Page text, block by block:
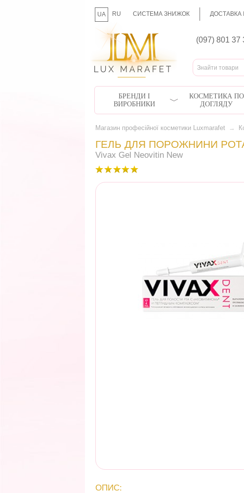
UA RU СИСТЕМА ЗНИЖОК ДОСТАВКА
(097) 801 37
БРЕНДИ І
ВИРОБНИКИ
КОСМЕТИКА ПО
ДОГЛЯДУ
Магазин професійної косметики Luxmarafet →
ГЕЛЬ ДЛЯ ПОРОЖНИНИ
Vivax Gel Neovitin New
ОПИС: